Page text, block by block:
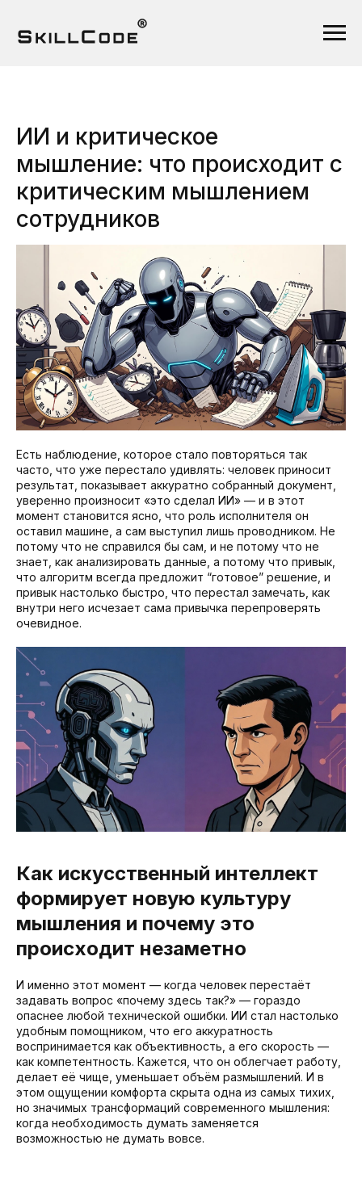
ИИ и критическое
мышление: что происходит с
критическим мышлением
сотрудников
Есть наблюдение, которое стало повторяться так
часто, что уже перестало удивлять: человек приносит
результат, показывает аккуратно собранный документ,
уверенно произносит «это сделал ИИ» — и в этот
момент становится ясно, что роль исполнителя он
оставил машине, а сам выступил лишь проводником. Не
потому что не справился бы сам, и не потому что не
знает, как анализировать данные, а потому что привык,
что алгоритм всегда предложит “готовое” решение, и
привык настолько быстро, что перестал замечать, как
внутри него исчезает сама привычка перепроверять
очевидное.
Как искусственный интеллект
формирует новую культуру
мышления и почему это
происходит незаметно
И именно этот момент — когда человек перестаёт
задавать вопрос «почему здесь так?» — гораздо
опаснее любой технической ошибки. ИИ стал настолько
удобным помощником, что его аккуратность
воспринимается как объективность, а его скорость —
как компетентность. Кажется, что он облегчает работу,
делает её чище, уменьшает объём размышлений. И в
этом ощущении комфорта скрыта одна из самых тихих,
но значимых трансформаций современного мышления:
когда необходимость думать заменяется
возможностью не думать вовсе.